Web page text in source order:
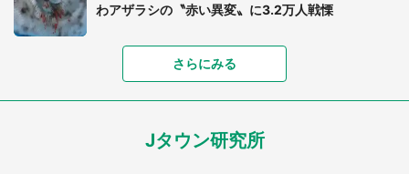
わアザラシの〝赤い異変〟に3.2万人戦慄
「落ち着いて食べられないでしょう」高級旅館での
食事中、じっとできない幼い息子に中年の男性客
が...（東京都・40代男性）
「孫にあげると思って、あなたにこれをあげる」
さらにみる
Jタウン研究所